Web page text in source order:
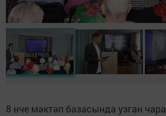
8 нче мәктәп базасында узган